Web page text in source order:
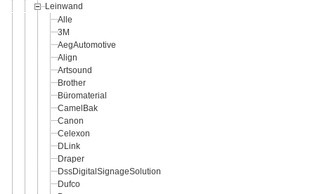
Leinwand
Alle
3M
AegAutomotive
Align
Artsound
Brother
Büromaterial
CamelBak
Canon
Celexon
DLink
Draper
DssDigitalSignageSolution
Dufco